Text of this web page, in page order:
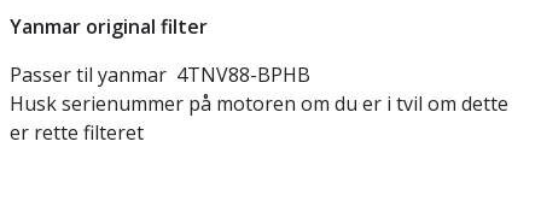
Yanmar original filter
Passer til yanmar 4TNV88-BPHB
Husk serienummer på motoren om du er i tvil om dette
er rette filteret